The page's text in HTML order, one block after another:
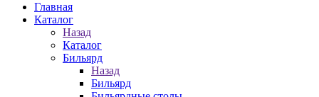
Главная
Каталог
Назад
Каталог
Бильярд
Назад
Бильярд